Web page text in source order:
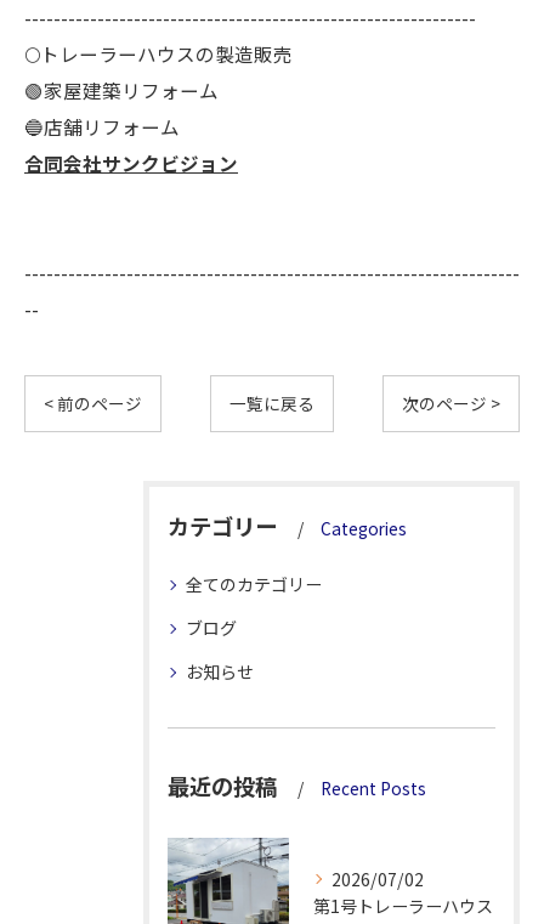
--------------------------------------------------------------
🌕️トレーラーハウスの製造販売
🟢家屋建築リフォーム
🔵店舗リフォーム
合同会社サンクビジョン
--------------------------------------------------------------------
--
< 前のページ 一覧に戻る 次のページ >
カテゴリー Categories
全てのカテゴリー
ブログ
お知らせ
最近の投稿 Recent Posts
2026/07/02
第1号トレーラーハウス